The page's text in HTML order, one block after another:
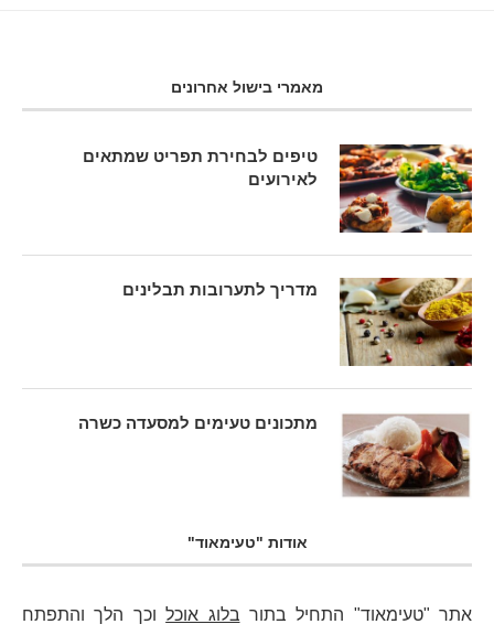
מאמרי בישול אחרונים
טיפים לבחירת תפריט שמתאים
לאירועים
מדריך לתערובות תבלינים
מתכונים טעימים למסעדה כשרה
אודות "טעימאוד"
אתר "טעימאוד" התחיל בתור בלוג אוכלוכך הלך והתפתח